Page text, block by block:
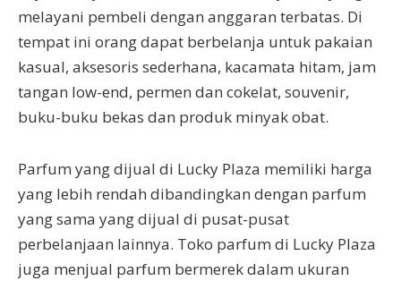
melayani pembeli dengan anggaran terbatas. Di
tempat ini orang dapat berbelanja untuk pakaian
kasual, aksesoris sederhana, kacamata hitam, jam
tangan low-end, permen dan cokelat, souvenir,
buku-buku bekas dan produk minyak obat.
Parfum yang dijual di Lucky Plaza memiliki harga
yang lebih rendah dibandingkan dengan parfum
yang sama yang dijual di pusat-pusat
perbelanjaan lainnya. Toko parfum di Lucky Plaza
juga menjual parfum bermerek dalam ukuran